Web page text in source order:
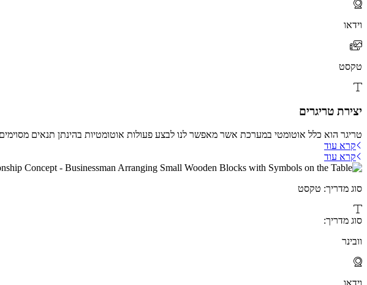
וידאו
טקסט
יצירת טריגרים
טריגר הוא כלל אוטומטי במערכת אשר מאפשר לנו לבצע פעולות אוטומטיות בהינתן תנאים
קרא עוד
קרא עוד
סוג מדריך: טקסט
סוג מדריך:
וובינר